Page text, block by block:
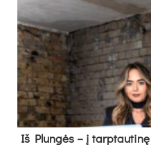
Iš Plungės – į